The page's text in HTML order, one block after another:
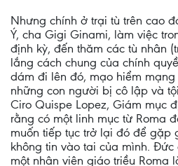
Nhưng chính ở trại tù trên cao
Ý, cha Gigi Ginami, làm việc
định kỳ, đến thăm các tù nhân
lắng cách chung của chính
dám đi lên đó, mạo hiểm
những con người bị cô lập và
Ciro Quispe Lopez, Giám mục
rằng có một linh mục từ Roma
muốn tiếp tục trở lại đó để gặp
không tin vào tai của mình.
một nhân viên giáo triều Roma